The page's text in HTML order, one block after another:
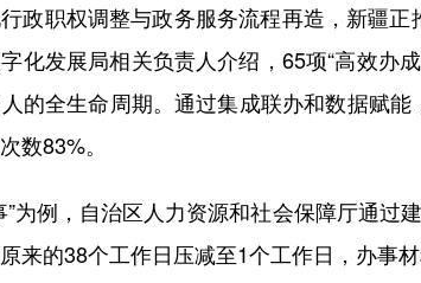
职权调整与政务服务流程再造，新疆正
化发展局相关负责人介绍，65项“高效办
的全生命周期。通过集成联办和数据赋
数83%。
例，自治区人力资源和社会保障厅通过
来的38个工作日压减至1个工作日，办事材